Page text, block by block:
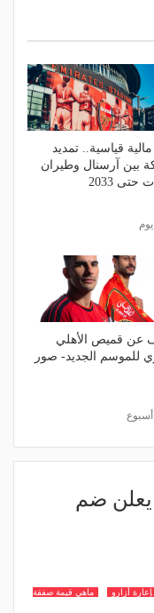
مالية قياسية.. تمديد
بين آرسنال وطيران
حتى 2033
عن قميص الأهلي
للموسم الجديد- صور
يعلن ضم
إعارة أزارو
ماهي قيمة صفقة